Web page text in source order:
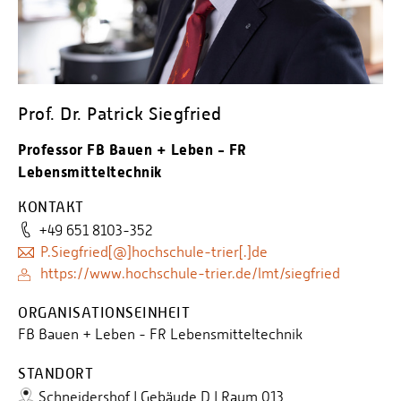
Personalvertretungen
Schwerbehindertenvertretungen
Informationssicherheit
Personalentwicklung
Prof. Dr. Patrick Siegfried
Professor FB Bauen + Leben - FR
Lebensmitteltechnik
KONTAKT
+49 651 8103-352
P.Siegfried[@]hochschule-trier[.]de
https://www.hochschule-trier.de/lmt/siegfried
ORGANISATIONSEINHEIT
FB Bauen + Leben - FR Lebensmitteltechnik
STANDORT
Schneidershof | Gebäude D | Raum 013